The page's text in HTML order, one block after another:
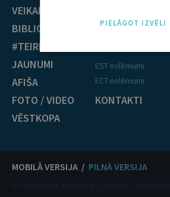
VEIKALS
BIBLIOTĒKA
#TEIRDARBS
JAUNUMI
AFIŠA
FOTO / VIDEO
VĒSTKOPA
Krimināltiesības
EST nolēmumi
ECT nolēmumi
KONTAKTI
MOBILĀ VERSIJA / PILNĀ VERSIJA
© Oficiālais izdevējs Latvijas Vēstnesis
PIELĀGOT IZVĒLI